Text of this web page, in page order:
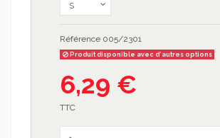
Référence 005/2301
Produit disponible avec d'autres options
6,29 €
TTC